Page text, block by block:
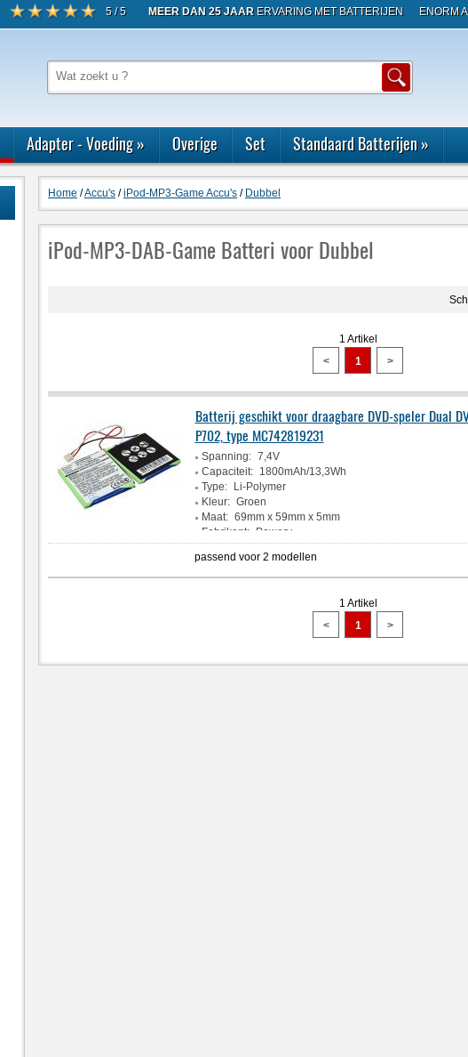
5 / 5 MEER DAN 25 JAAR ERVARING MET BATTERIJEN ENORM
Adapter - Voeding» Overige Set Standaard Batterijen»
Home /Accu's /iPod-MP3-Game Accu's / Dubbel
iPod-MP3-DAB-Game Batteri voor Dubbel
1 Artikel
<
1 >
Batterij geschikt voor draagbare DVD-speler Dual
P702, type MC742819231
Spanning: 7,4V
Capaciteit:
1800mAh/13,3Wh
Type:
Li-Polymer
Kleur: Groen
Maat: 69mm x 59mm x 5mm
Fabrikant:
Powery
passend voor 2 modellen
1 Artikel
<
1 >